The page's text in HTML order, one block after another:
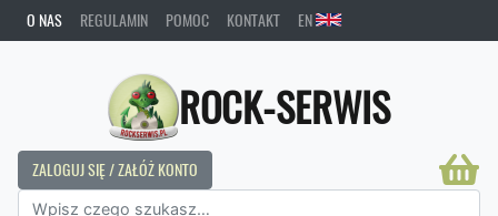
O NAS REGULAMIN POMOC KONTAKT EN
ROCK-SERWIS
ZALOGUJ SIĘ / ZAŁÓŻ KONTO